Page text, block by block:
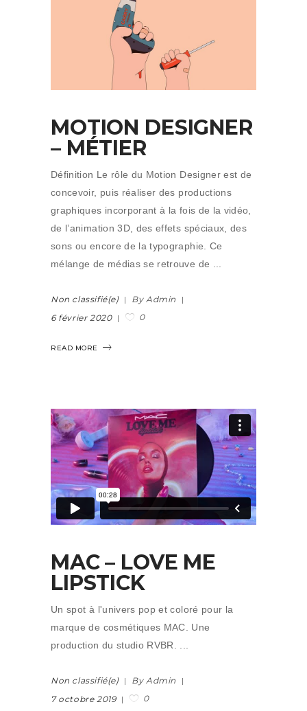
MOTION DESIGNER
– MÉTIER
Définition Le rôle du Motion Designer est de
concevoir, puis réaliser des productions
graphiques incorporant à la fois de la vidéo,
de l’animation 3D, des effets spéciaux, des
sons ou encore de la typographie. Ce
mélange de médias se retrouve de
Non classifié(e)
By Admin
6 février 2020
0
READ MORE
MAC – LOVE ME
LIPSTICK
Un spot à l'univers pop et coloré pour la
marque de cosmétiques MAC. Une
production du studio RVBR.
Non classifié(e)
By Admin
7 octobre 2019
0